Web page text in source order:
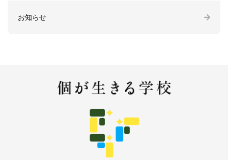
お知らせ